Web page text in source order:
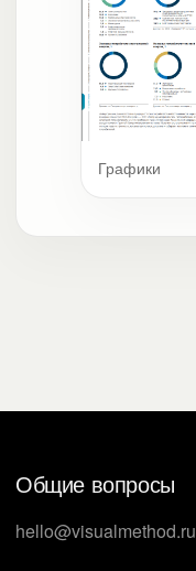
Графики
Общие вопросы
hello@visualmethod.ru